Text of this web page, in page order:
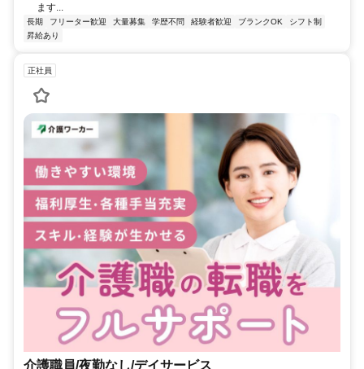
ます...
長期 フリーター歓迎 大量募集 学歴不問 経験者歓迎 ブランクOK
シフト制
昇給あり
正社員
介護職員/夜勤なし/デイサービス